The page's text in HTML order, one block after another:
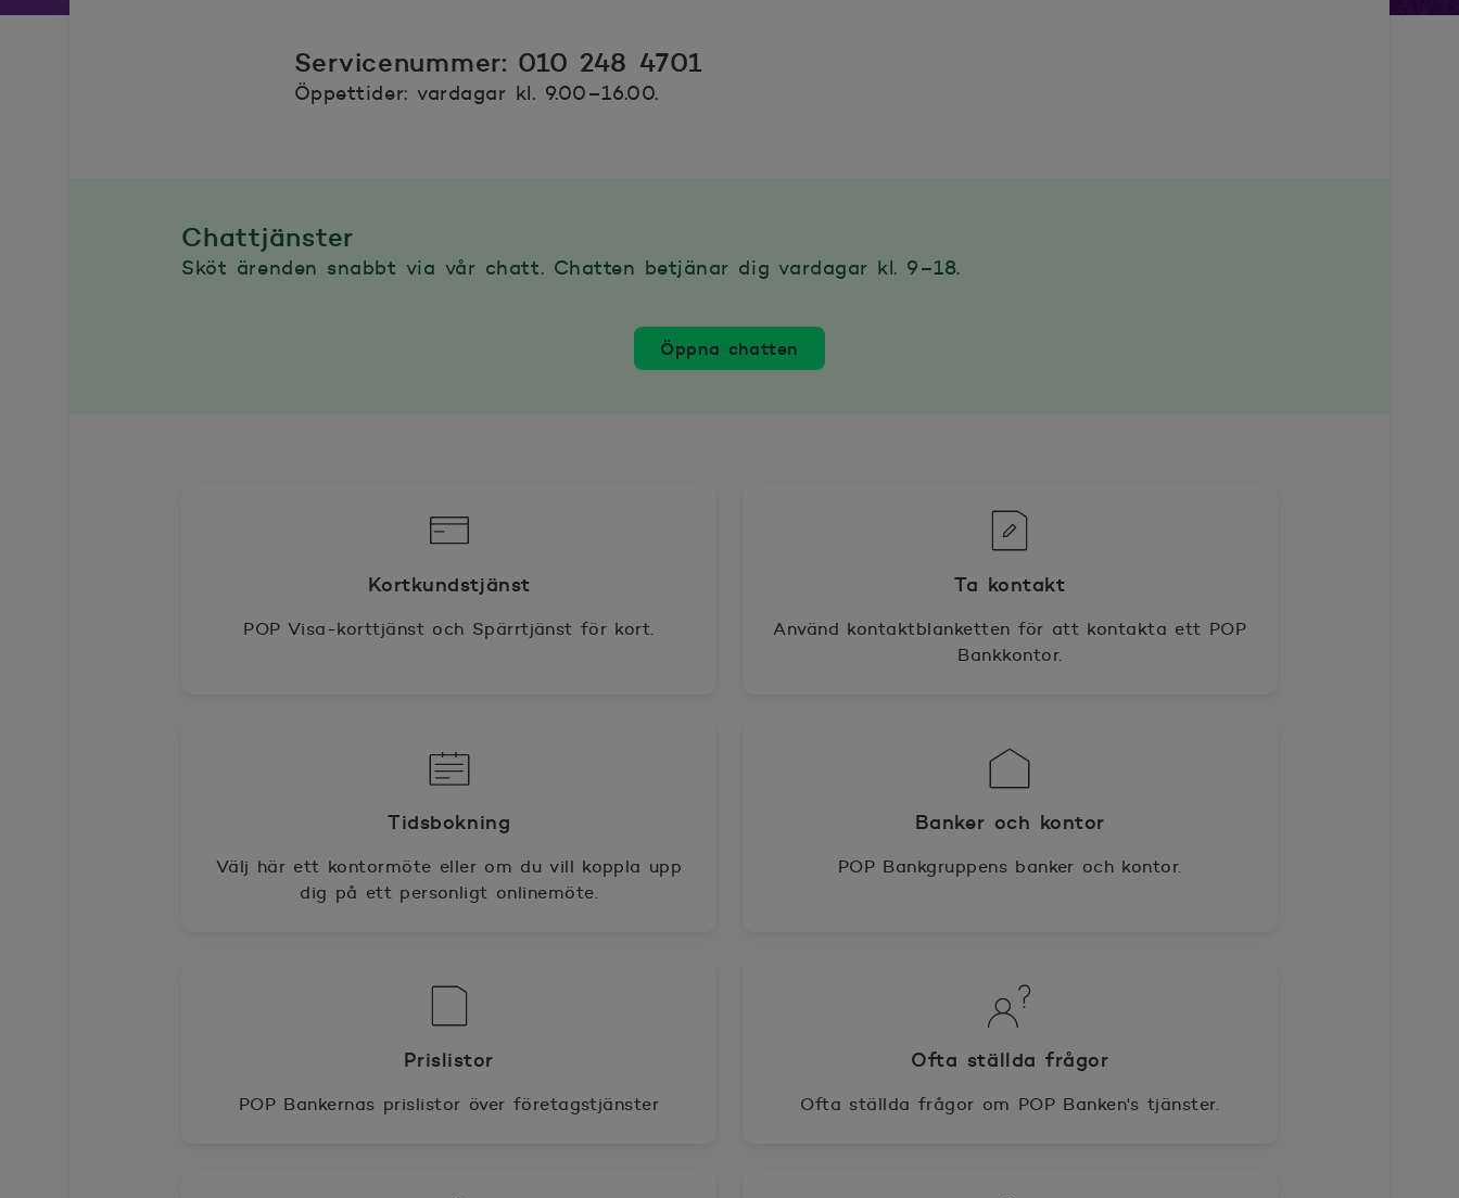
Servicenummer: 010 248 4701
Öppettider: vardagar kl. 9.00–16.00.
Chattjänster
Sköt ärenden snabbt via vår chatt. Chatten betjänar dig vardagar kl. 9–18.
Öppna chatten
Kortkundstjänst
POP Visa-korttjänst och Spärrtjänst för kort.
Ta kontakt
Använd kontaktblanketten för att kontakta ett POP
Bankkontor.
Tidsbokning
Välj här ett kontormöte eller om du vill koppla upp
dig på ett personligt onlinemöte.
Banker och kontor
POP Bankgruppens banker och kontor.
Prislistor
POP Bankernas prislistor över företagstjänster
Ofta ställda frågor
Ofta ställda frågor om POP Banken's tjänster.